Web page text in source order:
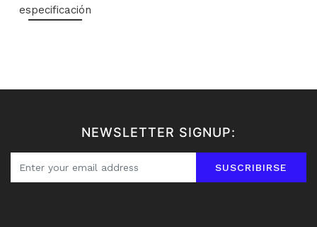
especificación
NEWSLETTER SIGNUP:
SUSCRIBIRSE